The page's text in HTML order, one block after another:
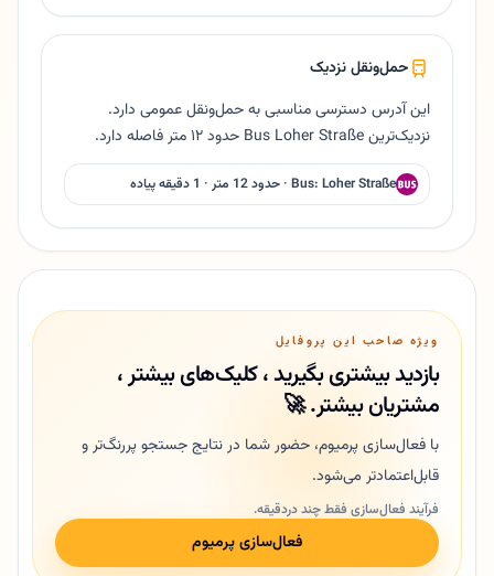
حمل‌ونقل نزدیک
این آدرس دسترسی مناسبی به حمل‌ونقل عمومی دارد.
نزدیک‌ترین Bus Loher Straße حدود ۱۲ متر فاصله دارد.
Bus: Loher Straße · حدود 12 متر · 1 دقیقه پیاده
ویژه صاحب این پروفایل
بازدید بیشتری بگیرید ، کلیک‌های بیشتر ،
مشتریان بیشتر. 🚀
با فعال‌سازی پرمیوم، حضور شما در نتایج جستجو پررنگ‌تر و
قابل‌اعتمادتر می‌شود.
فرآیند فعال‌سازی فقط چند دردقیقه.
فعال‌سازی پرمیوم